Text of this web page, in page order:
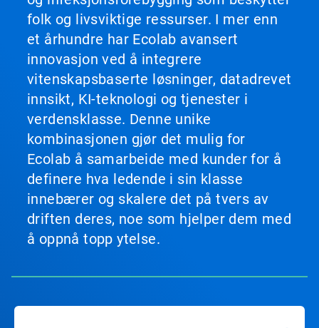
navigere,
eller
hopp
lysbilde
lysbildepunktene.
folk og livsviktige ressurser. I mer enn
et århundre har Ecolab avansert
innovasjon ved å integrere
vitenskapsbaserte løsninger, datadrevet
innsikt, KI-teknologi og tjenester i
verdensklasse. Denne unike
kombinasjonen gjør det mulig for
Ecolab å samarbeide med kunder for å
definere hva ledende i sin klasse
innebærer og skalere det på tvers av
driften deres, noe som hjelper dem med
å oppnå topp ytelse.